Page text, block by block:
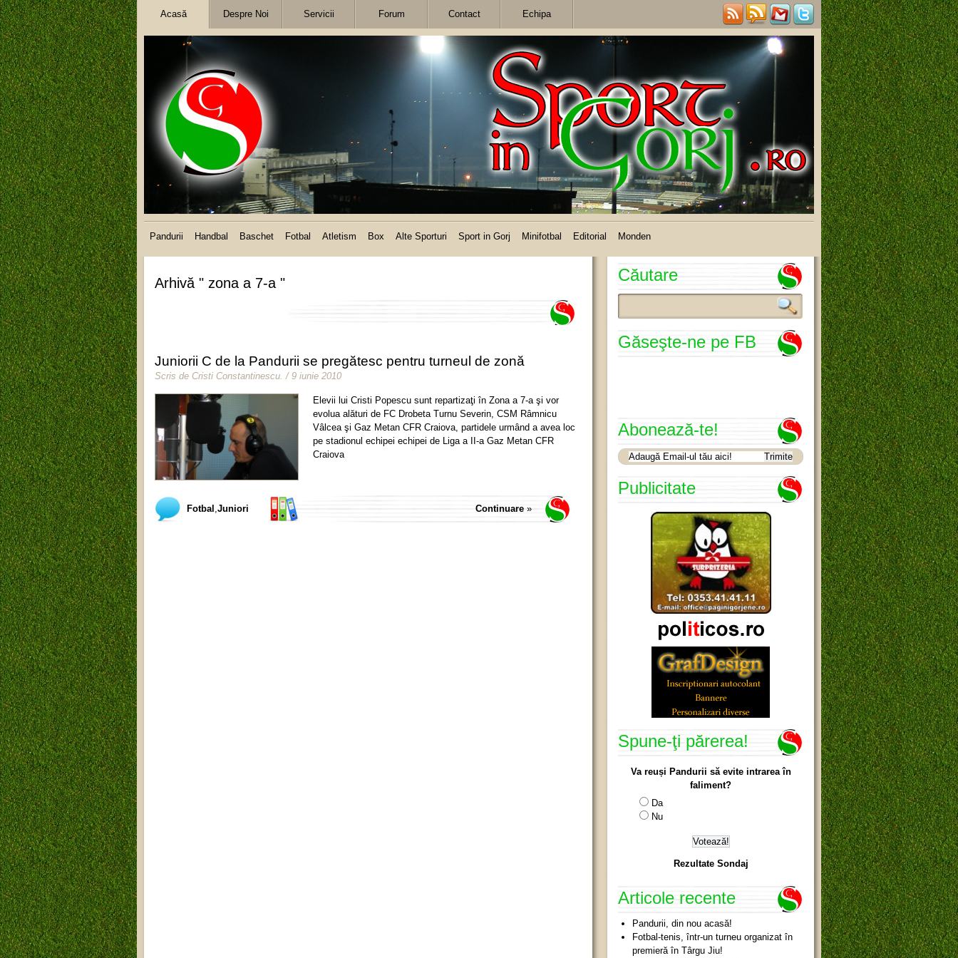
Acasă Despre Noi Servicii Forum Contact Echipa
Pandurii Handbal Baschet Fotbal Atletism Box Alte Sporturi Sport in Gorj Minifotbal Editorial Monden
Arhivă " zona a 7-a "
Juniorii C de la Pandurii se pregătesc pentru turneul de zonă
Scris de Cristi Constantinescu. / 9 iunie 2010
Elevii lui Cristi Popescu sunt repartizaţi în Zona a 7-a şi vor
evolua alături de FC Drobeta Turnu Severin, CSM Râmnicu
Vâlcea şi Gaz Metan CFR Craiova, partidele urmând a avea loc
pe stadionul echipei echipei de Liga a II-a Gaz Metan CFR
Craiova
Fotbal ,Juniori Continuare »
Căutare
Găseşte-ne pe FB
Abonează-te!
Publicitate
Spune-ţi părerea!
Va reuși Pandurii să evite intrarea în
faliment?
Da
Nu
Rezultate Sondaj
Articole recente
Pandurii, din nou acasă!
Fotbal-tenis, într-un turneu organizat în
premieră în Târgu Jiu!